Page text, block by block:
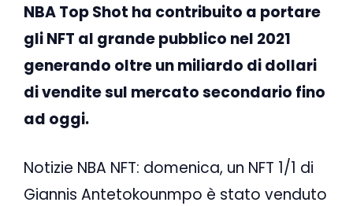
NBA Top Shot ha contribuito a portare
gli NFT al grande pubblico nel 2021
generando oltre un miliardo di dollari
di vendite sul mercato secondario fino
ad oggi.
Notizie NBA NFT: domenica, un NFT 1/1 di
Giannis Antetokounmpo è stato venduto